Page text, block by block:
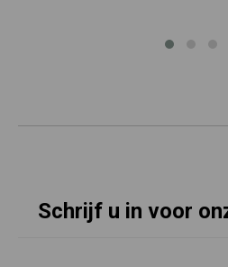
Schrijf u in voor